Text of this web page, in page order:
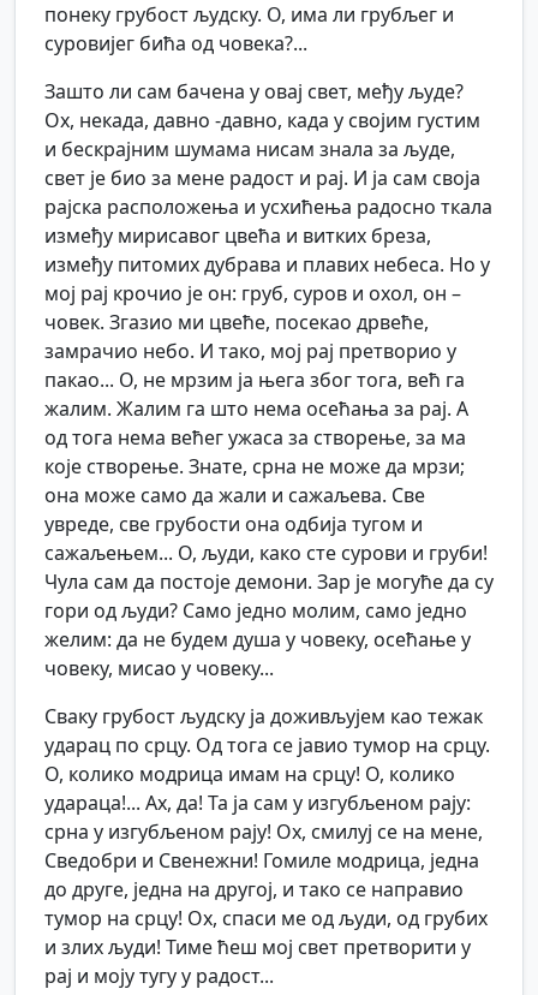
понеку грубост људску. О, има ли грубљег и
суровијег бића од човека?...
Зашто ли сам бачена у овај свет, међу људе?
Ох, некада, давно -давно, када у својим густим
и бескрајним шумама нисам знала за људе,
свет је био за мене радост и рај. И ја сам своја
рајска расположења и усхићења радосно ткала
између мирисавог цвећа и витких бреза,
између питомих дубрава и плавих небеса. Но у
мој рај крочио је он: груб, суров и охол, он –
човек. Згазио ми цвеће, посекао дрвеће,
замрачио небо. И тако, мој рај претворио у
пакао... О, не мрзим ја њега због тога, већ га
жалим. Жалим га што нема осећања за рај. А
од тога нема већег ужаса за створење, за ма
које створење. Знате, срна не може да мрзи;
она може само да жали и сажаљева. Све
увреде, све грубости она одбија тугом и
сажаљењем... О, људи, како сте сурови и груби!
Чула сам да постоје демони. Зар је могуће да су
гори од људи? Само једно молим, само једно
желим: да не будем душа у човеку, осећање у
човеку, мисао у човеку...
Сваку грубост људску ја доживљујем као тежак
ударац по срцу. Од тога се јавио тумор на срцу.
О, колико модрица имам на срцу! О, колико
удараца!... Ах, да! Та ја сам у изгубљеном рају:
срна у изгубљеном рају! Ох, смилуј се на мене,
Сведобри и Свенежни! Гомиле модрица, једна
до друге, једна на другој, и тако се направио
тумор на срцу! Ох, спаси ме од људи, од грубих
и злих људи! Тиме ћеш мој свет претворити у
рај и моју тугу у радост...